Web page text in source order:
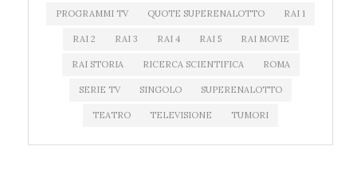
PROGRAMMI TV QUOTE SUPERENALOTTO RAI 1
RAI 2 RAI 3 RAI 4 RAI 5 RAI MOVIE
RAI STORIA RICERCA SCIENTIFICA ROMA
SERIE TV SINGOLO SUPERENALOTTO
TEATRO TELEVISIONE TUMORI